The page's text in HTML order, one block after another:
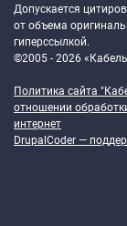
Допускается
от объема
гиперссылкой.
©2005 - 2026
Политика сайта
отношении
интернет
DrupalCoder —